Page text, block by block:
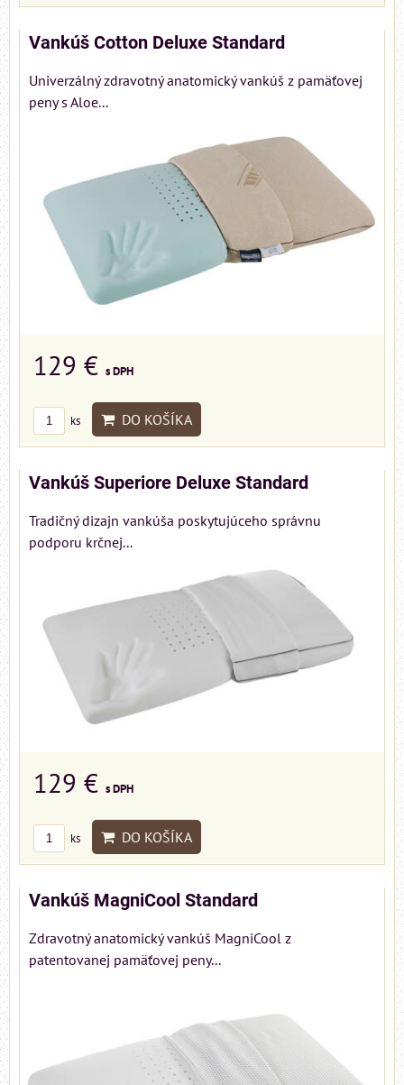
Vankúš Cotton Deluxe Standard
Univerzálný zdravotný anatomický vankúš z pamäťovej
peny s Aloe...
129 € s DPH
ks DO KOŠÍKA
Vankúš Superiore Deluxe Standard
Tradičný dizajn vankúša poskytujúceho správnu
podporu krčnej...
129 € s DPH
ks DO KOŠÍKA
Vankúš MagniCool Standard
Zdravotný anatomický vankúš MagniCool z
patentovanej pamäťovej peny...